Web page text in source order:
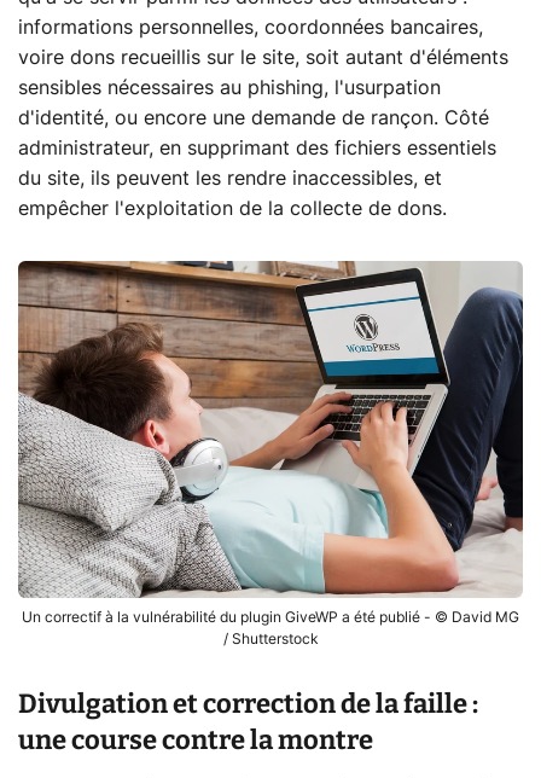
informations personnelles, coordonnées bancaires,
voire dons recueillis sur le site, soit autant d'éléments
sensibles nécessaires au phishing, l'usurpation
d'identité, ou encore une demande de rançon. Côté
administrateur, en supprimant des fichiers essentiels
du site, ils peuvent les rendre inaccessibles, et
empêcher l'exploitation de la collecte de dons.
Un correctif à la vulnérabilité du plugin GiveWP a été publié - © David MG
/ Shutterstock
Divulgation et correction de la faille :
une course contre la montre